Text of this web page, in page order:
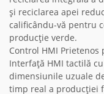
și reciclarea apei
calificându-vă pentru
producție verde.
Control HMI
Interfață HMI tactilă
dimensiunile uzuale
timp real a producției